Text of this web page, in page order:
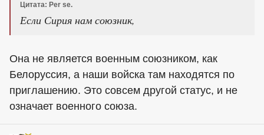
Цитата: Per se.
Если Сирия нам союзник,
Она не является военным союзником, как
Белоруссия, а наши войска там находятся по
приглашению. Это совсем другой статус, и не
означает военного союза.